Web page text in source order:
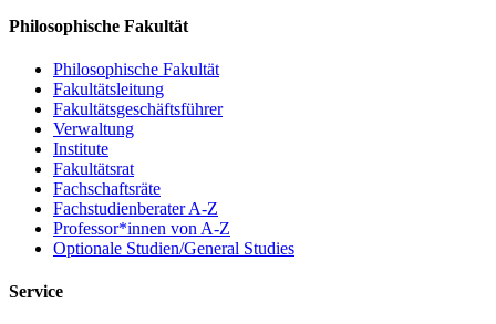
Philosophische Fakultät
Philosophische Fakultät
Fakultätsleitung
Fakultätsgeschäftsführer
Verwaltung
Institute
Fakultätsrat
Fachschaftsräte
Fachstudienberater A-Z
Professor*innen von A-Z
Optionale Studien/General Studies
Service